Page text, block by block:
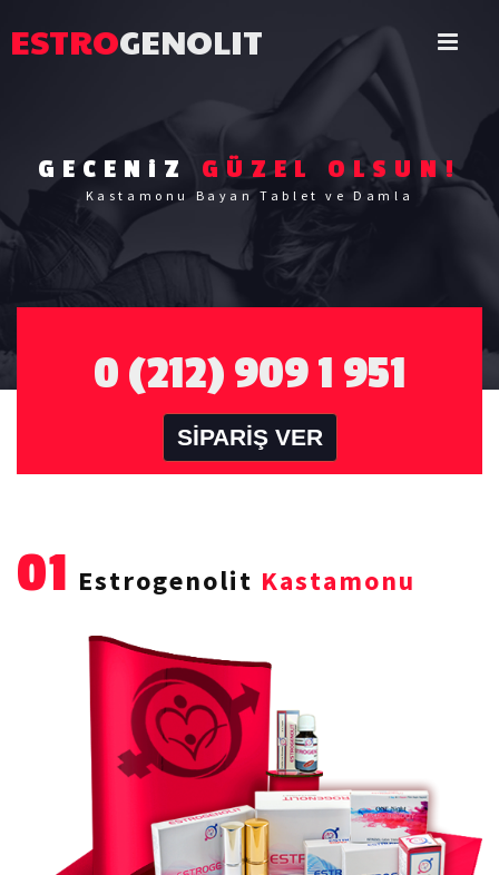
GECENiZ GÜZEL OLSUN!
Kastamonu Bayan Tablet ve Damla
ESTROGENOLIT
0 (212) 909 1 951
SİPARİŞ VER
01 Estrogenolit Kastamonu